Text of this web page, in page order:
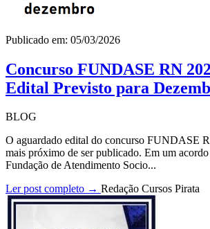
Publicado em: 05/03/2026
Concurso FUNDASE RN
Edital Previsto para
BLOG
O aguardado edital do concurso FUNDASE
mais próximo de ser publicado. Em um
Fundação de Atendimento Socio...
Ler post completo → Redação Cursos Pirata